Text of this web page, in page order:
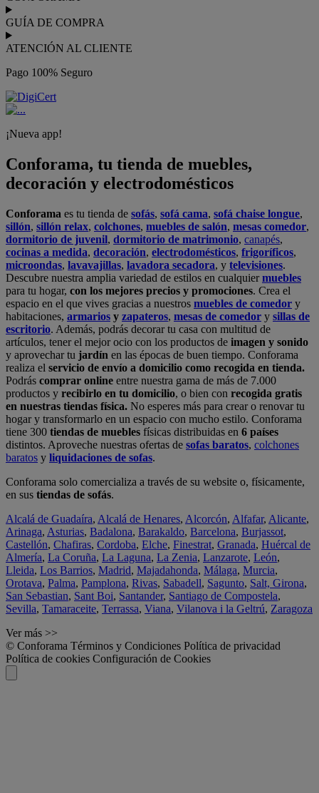
GUÍA DE COMPRA
ATENCIÓN AL CLIENTE
Pago 100% Seguro
¡Nueva app!
Conforama, tu tienda de muebles,
decoración y electrodomésticos
Conforama es tu tienda de sofás, sofá cama, sofá chaise longue,
sillón, sillón relax, colchones, muebles de salón, mesas comedor,
dormitorio de juvenil, dormitorio de matrimonio, canapés,
cocinas a medida, decoración, electrodomésticos, frigoríficos,
microondas, lavavajillas, lavadora secadora, y televisiones.
Descubre nuestra amplia variedad de estilos en cualquiermuebles
para tu hogar, con los mejores precios y promociones. Crea el
espacio en el que vives gracias a nuestros muebles de comedor y
habitaciones, armarios y zapateros, mesas de comedor y sillas de
escritorio. Además, podrás decorar tu casa con multitud de
artículos, tener el mejor ocio con los productos de imagen y sonido
y aprovechar tu jardín en las épocas de buen tiempo. Conforama
realiza el servicio de envío a domicilio como recogida en tienda.
Podrás comprar online entre nuestra gama de más de 7.000
productos y recibirlo en tu domicilio, o bien con recogida gratis
en nuestras tiendas física. No esperes más para crear o renovar tu
hogar y transformarlo en un espacio con mucho estilo. Conforama
tiene 300 tiendas de muebles físicas distribuidas en 6 países
distintos. Aproveche nuestras ofertas de sofas baratos, colchones
baratos y liquidaciones de sofas.
Conforama solo comercializa a través de su website o, físicamente,
en sus tiendas de sofás.
Alcalá de Guadaíra, Alcalá de Henares, Alcorcón, Alfafar, Alicante,
Arinaga, Asturias, Badalona, Barakaldo, Barcelona, Burjassot,
Castellón, Chafiras, Cordoba, Elche, Finestrat, Granada, Huércal de
Almería, La Coruña, La Laguna, La Zenia, Lanzarote, León,
Lleida, Los Barrios, Madrid, Majadahonda, Málaga, Murcia,
Orotava, Palma, Pamplona, Rivas, Sabadell, Sagunto, Salt, Girona,
San Sebastian, Sant Boi, Santander, Santiago de Compostela,
Sevilla, Tamaraceite, Terrassa, Viana, Vilanova i la Geltrú, Zaragoza
Ver más >>
© Conforama Términos y Condiciones Política de privacidad
Política de cookies Configuración de Cookies